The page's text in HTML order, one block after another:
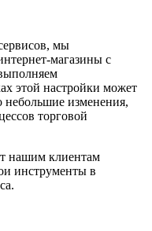
мы
магазины с
этой настройки может
небольшие изменения,
торговой
нашим клиентам
инструменты в